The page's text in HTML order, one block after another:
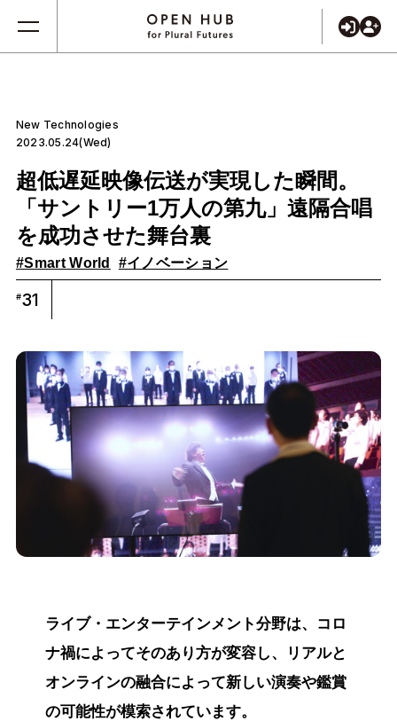
New Technologies
2023.05.24(Wed)
超低遅延映像伝送が実現した瞬間。
「サントリー1万人の第九」遠隔合唱
を成功させた舞台裏
#Smart World #イノベーション
#31
ライブ・エンターテインメント分野は、コロ
ナ禍によってそのあり方が変容し、リアルと
オンラインの融合によって新しい演奏や鑑賞
の可能性が模索されています。